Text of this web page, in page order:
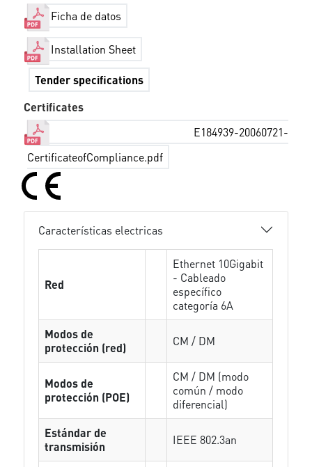
Ficha de datos
Installation Sheet
Tender specifications
Certificates
E184939-20060721-
CertificateofCompliance.pdf
Características electricas
Red
Ethernet 10Gigabit
- Cableado
específico
categoría 6A
Modos de
protección (red)
CM / DM
Modos de
protección (POE)
CM / DM (modo
común / modo
diferencial)
Estándar de
transmisión
IEEE 802.3an